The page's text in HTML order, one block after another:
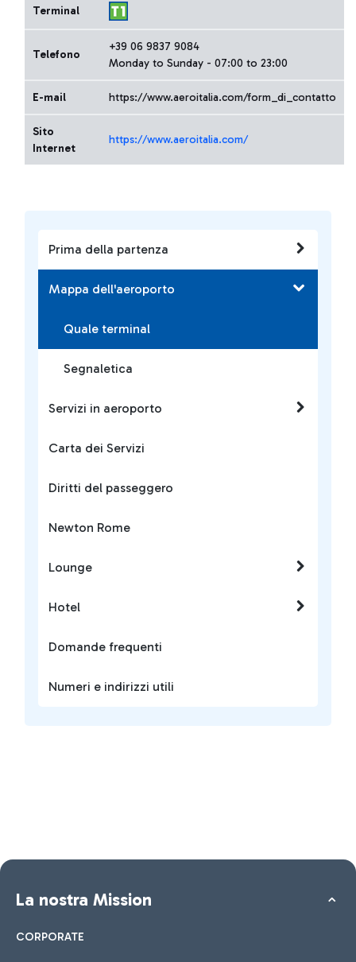
Prima della partenza
Mappa dell'aeroporto
Quale terminal
Segnaletica
Servizi in aeroporto
Carta dei Servizi
Diritti del passeggero
Newton Rome
Lounge
Hotel
Domande frequenti
Numeri e indirizzi utili
Terminal
Telefono
+39 06 9837 9084
Monday to Sunday - 07:00 to 23:00
E-mail https://www.aeroitalia.com/form_di_contatto
Sito
Internet
https://www.aeroitalia.com/
La nostra Mission
CORPORATE